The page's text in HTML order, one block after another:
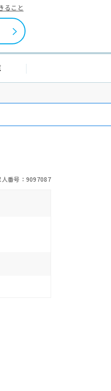
ること
拠点一覧
人番号：9097087